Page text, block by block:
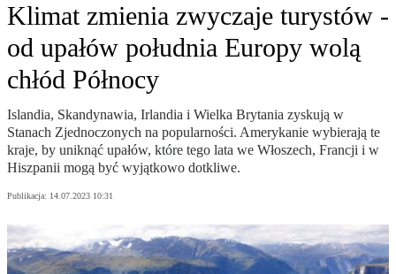
Klimat zmienia zwyczaje turystów -
od upałów południa Europy wolą
chłód Północy
Islandia, Skandynawia, Irlandia i Wielka Brytania zyskują w
Stanach Zjednoczonych na popularności. Amerykanie wybierają te
kraje, by uniknąć upałów, które tego lata we Włoszech, Francji i w
Hiszpanii mogą być wyjątkowo dotkliwe.
Publikacja: 14.07.2023 10:31